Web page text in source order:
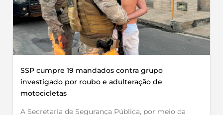
SSP cumpre 19 mandados contra grupo
investigado por roubo e adulteração de
motocicletas
A Secretaria de Segurança Pública, por meio da